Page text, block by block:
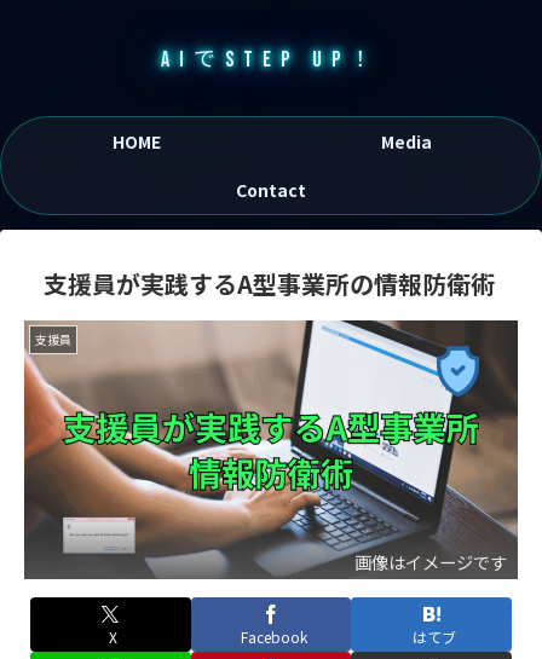
AIでSTEP UP！
HOME
Media
Contact
支援員が実践するA型事業所の情報防衛術
支援員
画像はイメージです
X Facebook はてブ